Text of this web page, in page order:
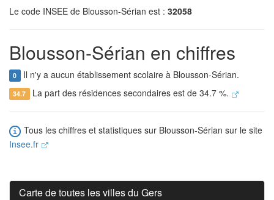
Le code INSEE de Blousson-Sérian est : 32058
Blousson-Sérian en chiffres
0 Il n'y a aucun établissement scolaire à Blousson-Sérian.
34.7 La part des résidences secondaires est de 34.7 %.
Tous les chiffres et statistiques sur Blousson-Sérian sur le site
Insee.fr
Carte de toutes les villes du Gers